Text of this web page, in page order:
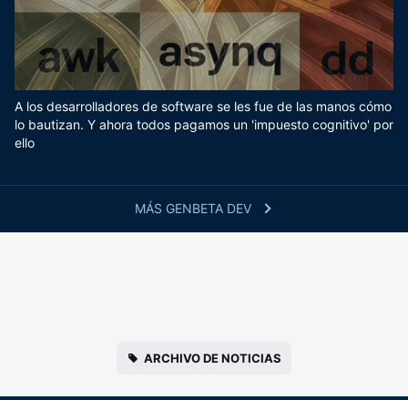
MÁS GENBETA DEV
A los desarrolladores de software se les fue de las manos cómo
lo bautizan. Y ahora todos pagamos un 'impuesto cognitivo' por
ello
ARCHIVO DE NOTICIAS